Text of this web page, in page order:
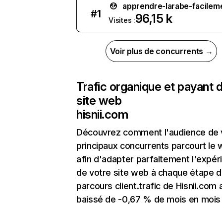
#1
apprendre-larabe-
Visites :96,15 k
Voir plus de concurrents →
Trafic organique et payant
site web
hisnii.com
Découvrez comment l'audience de
principaux concurrents parcourt le
afin d'adapter parfaitement
de votre site web à chaque étape
parcours client.trafic de Hisnii.com
baissé de -0,67 % de mois en mois